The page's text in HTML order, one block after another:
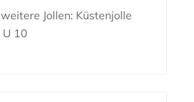
weitere Jollen: Küstenjolle
U 10